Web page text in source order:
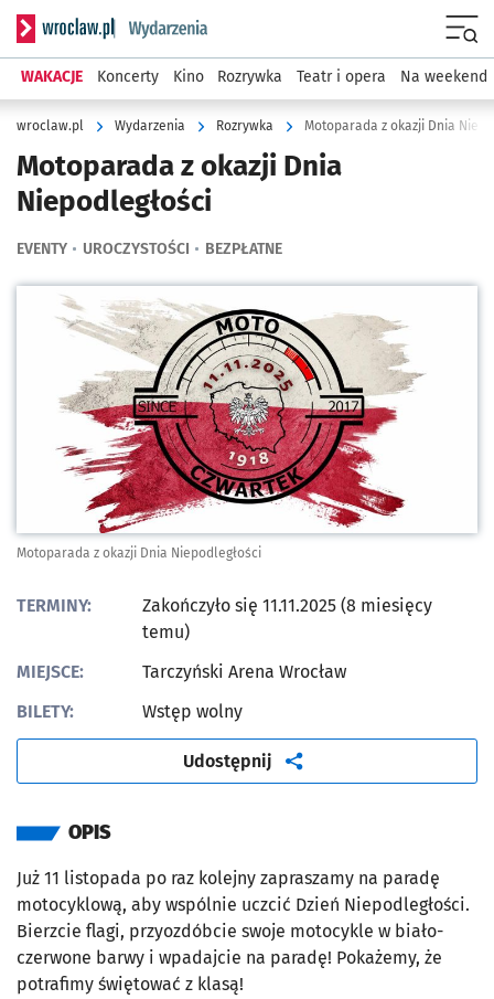
Serwis informacyjny wroclaw.pl podserwis: Wydarzenia
WAKACJE Koncerty Kino Rozrywka Teatr i opera Na weekend
wroclaw.pl Wydarzenia Rozrywka Motoparada z okazji Dnia
Motoparada z okazji Dnia
Niepodległości
EVENTY UROCZYSTOŚCI BEZPŁATNE
Kliknij, aby powiększyć
Motoparada z okazji Dnia Niepodległości
TERMINY:
Zakończyło się 11.11.2025 (8 miesięcy
temu)
MIEJSCE:
Tarczyński Arena Wrocław
BILETY:
Wstęp wolny
Udostępnij artykuł
OPIS
Już 11 listopada po raz kolejny zapraszamy na paradę
motocyklową, aby wspólnie uczcić Dzień Niepodległości.
Bierzcie flagi, przyozdóbcie swoje motocykle w biało-
czerwone barwy i wpadajcie na paradę! Pokażemy, że
potrafimy świętować z klasą!